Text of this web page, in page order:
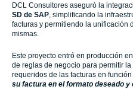
DCL Consultores aseguró la
SD de SAP, simplificando la
facturas y permitiendo la unificación
mismas.
Este proyecto entró en producción
de reglas de negocio para permitir
requeridos de las facturas en
su factura en el formato deseado y